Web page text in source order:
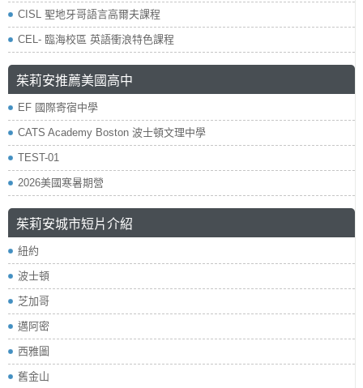
CISL 聖地牙哥語言高爾夫課程
CEL- 臨海校區 英語衝浪特色課程
茱莉安推薦美國高中
EF 國際寄宿中學
CATS Academy Boston 波士頓文理中學
TEST-01
2026美國寒暑期營
茱莉安城市短片介紹
紐約
波士頓
芝加哥
邁阿密
西雅圖
舊金山